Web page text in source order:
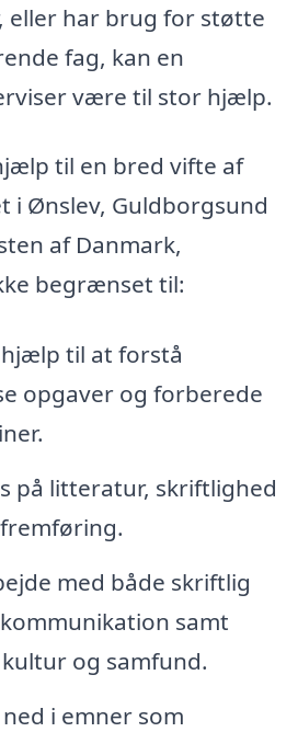
eller har brug for støtte
fag, kan en
være til stor hjælp.
til en bred vifte af
i Ønslev, Guldborgsund
af Danmark,
begrænset til:
til at forstå
opgaver og forberede
på litteratur, skriftlighed
med både skriftlig
samt
og samfund.
i emner som